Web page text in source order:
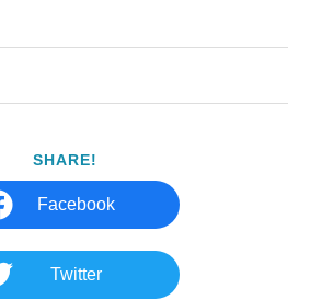
SHARE!
Facebook
Twitter